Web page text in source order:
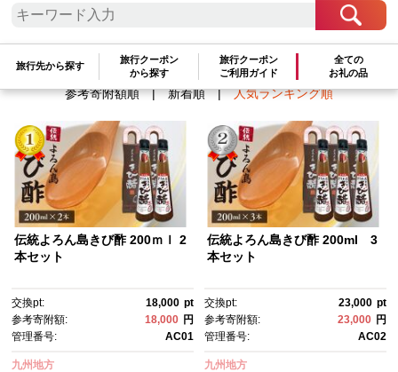
旅行先から探す
旅行クーポン
から探す
旅行クーポン
ご利用ガイド
全ての
お礼の品
検索結果一覧 1～3件 / 全3件
参考寄附額順|新着順|人気ランキング順
伝統よろん島きび酢 200ｍｌ 2
本セット
交換pt: 18,000 pt
参考寄附額:
18,000 円
管理番号:
AC01
九州地方
伝統よろん島きび酢 200ml 3
本セット
交換pt: 23,000 pt
参考寄附額:
23,000 円
管理番号:
AC02
九州地方